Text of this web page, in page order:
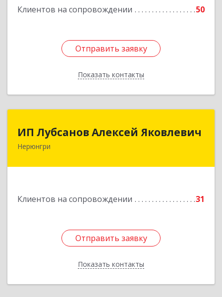
Клиентов на сопровождении 50
Отправить заявку
Показать контакты
Отправить заявку
Назад
ИП Лубсанов Алексей Яковлевич
Нерюнгри
Клиентов на сопровождении 31
Отправить заявку
Показать контакты
ИП Лубсанов Алексей Яковлевич
675002, Амурская область, г. Благовещенск, ул.
Отправить заявку
Назад